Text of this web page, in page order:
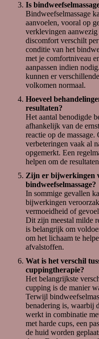
Aanvullende coaching
Het is belangrijk om bij
stressfactoren aan te
gesprek gaan. Op
kunnen we een
traject kan mogelijk
Raadpleeg de
vergoedingen voor
onderdeel van hun
(POB).
Ondernemers en
coaching fiscaal
Let op:
*bindweefselmassage
van bloedverdunners.
kan vinden, vraag dit
arts. Als alternatief kan
bieden.
*Er kan roodheid
maak uitsluitend
dat de roodheid na 3
Veel gestelde vragen:
Wat is
massagevorm die
verklevingen en
lichaam. Dit
diepe
verbeteren en de
Voor wie is
Is
Bindweefselmassage
aanvoelen, vooral op
verklevingen
discomfort verschilt
conditie van het
met je comfortniveau
aanpassen indien
kunnen er
volkomen normaal.
Hoeveel
resultaten?
Het aantal benodigde
afhankelijk van de
reactie op de
verbeteringen vaak al
opgemerkt. Een
helpen om de
Zijn er bijwerkingen
bindweefselmassage?
In sommige gevallen
bijwerkingen
vermoeidheid of
Dit zijn meestal milde
is belangrijk om
om het lichaam te
afvalstoffen.
Wat is het verschil
cuppingtherapie?
Het belangrijkste
cupping is de manier
Terwijl
benadering is, waarbij
werkt in combinatie
met harde cups, een
de huid worden